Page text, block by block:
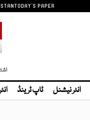
TODAY'S PAPER
انٹر نیشنل ٹاپ ٹرینڈ